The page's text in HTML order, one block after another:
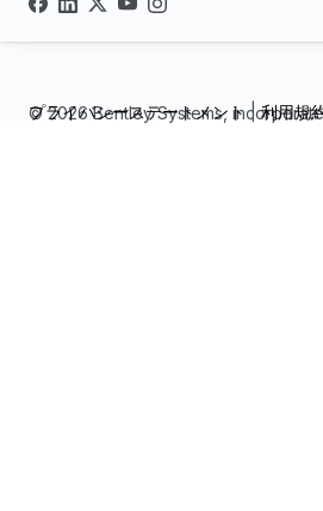
© 2026 Bentley Systems,
プライバシーステートメント|利用規